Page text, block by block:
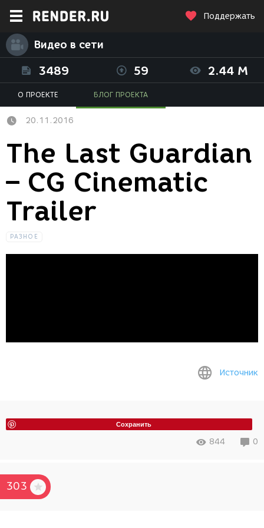
Поддержать
Видео в сети
3489 59 2.44 M
О ПРОЕКТЕ БЛОГ ПРОЕКТА
20.11.2016
The Last Guardian
– CG Cinematic
Trailer
РАЗНОЕ
Источник
Сохранить
844 0
303